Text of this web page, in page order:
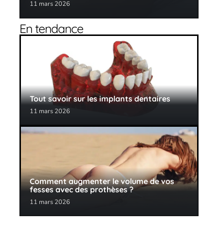
11 mars 2026
En tendance
Tout savoir sur les implants dentaires
11 mars 2026
Comment augmenter le volume de vos
fesses avec des prothèses ?
11 mars 2026